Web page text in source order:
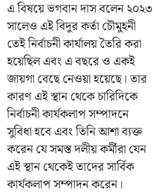
এ বিষয়ে ভগবান দাস বলেন ২০২৩
সালেও এই বিদুর কর্তা চৌমুহনী
তেই নির্বাচনী কার্যালয় তৈরি করা
হয়েছিল এবং এ বছরে ও একই
জায়গা বেছে নেওয়া হয়েছে। তার
কারণ এই স্থান থেকে চারিদিকে
নির্বাচনী কার্যকলাপ সম্পাদনে
সুবিধা হবে এবং তিনি আশা ব্যক্ত
করেন যে সমস্ত দলীয় কর্মীরা যেন
এই স্থান থেকেই তাদের সার্বিক
কার্যকলাপ সম্পাদন করেন।